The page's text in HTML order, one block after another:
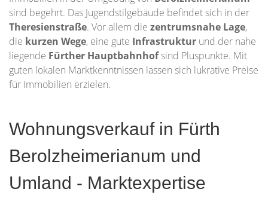
sind begehrt. Das Jugendstilgebäude befindet sich in der
Theresienstraße. Vor allem die zentrumsnahe Lage,
die kurzen Wege, eine gute Infrastruktur und der nahe
liegende Fürther Hauptbahnhofsind Pluspunkte. Mit
guten lokalen Marktkenntnissen lassen sich lukrative Preise
für Immobilien erzielen.
Wohnungsverkauf in Fürth
Berolzheimerianum und
Umland - Marktexpertise